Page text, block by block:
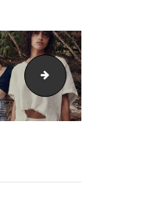
image-7